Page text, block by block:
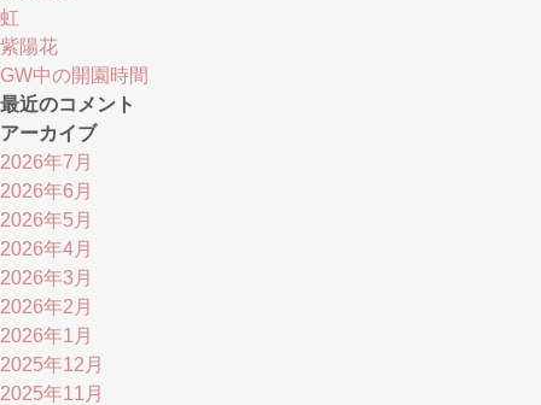
虹
紫陽花
GW中の開園時間
最近のコメント
アーカイブ
2026年7月
2026年6月
2026年5月
2026年4月
2026年3月
2026年2月
2026年1月
2025年12月
2025年11月